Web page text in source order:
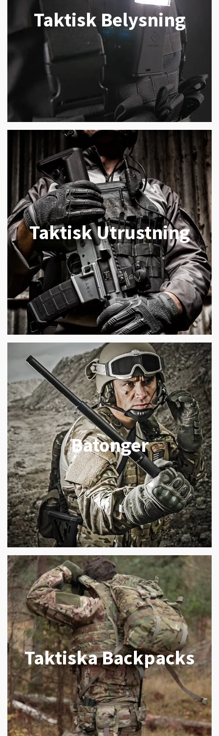
Taktisk Belysning
Taktisk Utrustning
Batonger
Taktiska Backpacks